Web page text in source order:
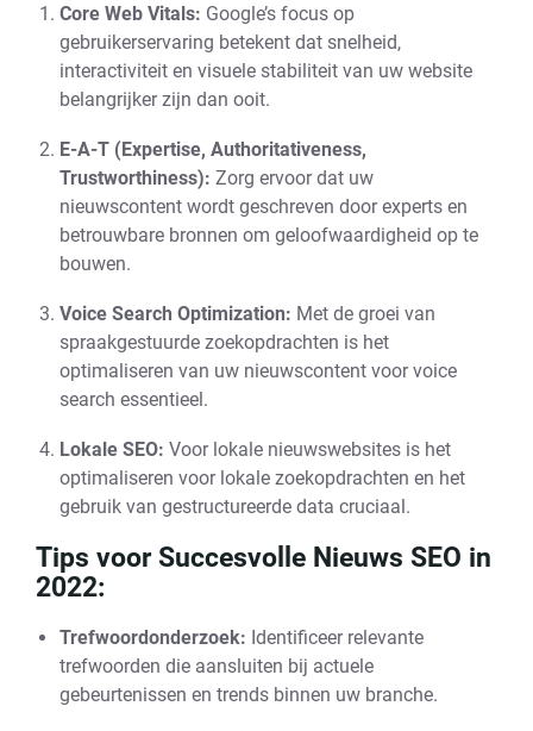
Core Web Vitals: Google’s focus op
gebruikerservaring betekent dat snelheid,
interactiviteit en visuele stabiliteit van uw website
belangrijker zijn dan ooit.
E-A-T (Expertise, Authoritativeness,
Trustworthiness): Zorg ervoor dat uw
nieuwscontent wordt geschreven door experts en
betrouwbare bronnen om geloofwaardigheid op te
bouwen.
Voice Search Optimization: Met de groei van
spraakgestuurde zoekopdrachten is het
optimaliseren van uw nieuwscontent voor voice
search essentieel.
Lokale SEO: Voor lokale nieuwswebsites is het
optimaliseren voor lokale zoekopdrachten en het
gebruik van gestructureerde data cruciaal.
Tips voor Succesvolle Nieuws SEO in
2022:
Trefwoordonderzoek: Identificeer relevante
trefwoorden die aansluiten bij actuele
gebeurtenissen en trends binnen uw branche.